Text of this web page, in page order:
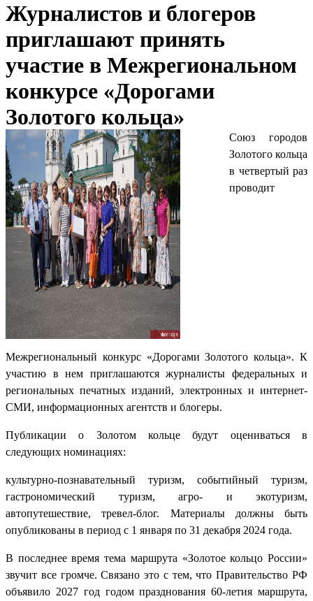
Журналистов и блогеров
приглашают принять
участие в Межрегиональном
конкурсе «Дорогами
Золотого кольца»
Союз городов
Золотого кольца
в четвертый раз
проводит
Межрегиональный конкурс «Дорогами Золотого кольца». К
участию в нем приглашаются журналисты федеральных и
региональных печатных изданий, электронных и интернет-
СМИ, информационных агентств и блогеры.
Публикации о Золотом кольце будут оцениваться в
следующих номинациях:
культурно-познавательный туризм, событийный туризм,
гастрономический туризм, агро- и экотуризм,
автопутешествие, тревел-блог. Материалы должны быть
опубликованы в период с 1 января по 31 декабря 2024 года.
В последнее время тема маршрута «Золотое кольцо России»
звучит все громче. Связано это с тем, что Правительство РФ
объявило 2027 год годом празднования 60-летия маршрута,